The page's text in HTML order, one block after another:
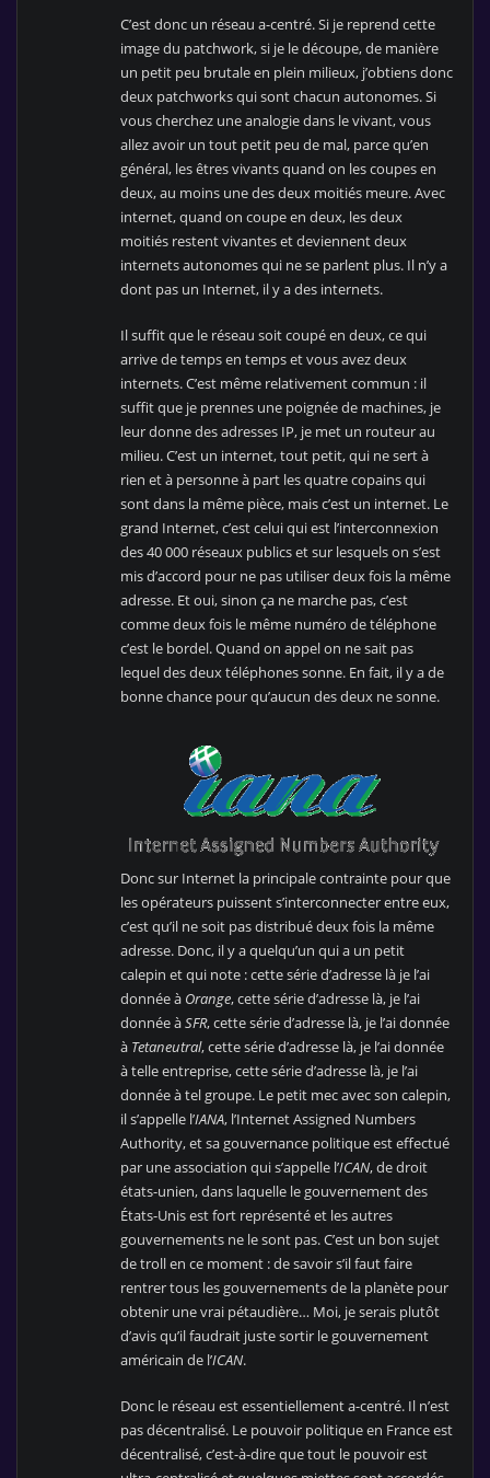
C’est donc un réseau a-centré. Si je reprend cette
image du patchwork, si je le découpe, de manière
un petit peu brutale en plein milieux, j’obtiens donc
deux patchworks qui sont chacun autonomes. Si
vous cherchez une analogie dans le vivant, vous
allez avoir un tout petit peu de mal, parce qu’en
général, les êtres vivants quand on les coupes en
deux, au moins une des deux moitiés meure. Avec
internet, quand on coupe en deux, les deux
moitiés restent vivantes et deviennent deux
internets autonomes qui ne se parlent plus. Il n’y a
dont pas un Internet, il y a des internets.
Il suffit que le réseau soit coupé en deux, ce qui
arrive de temps en temps et vous avez deux
internets. C’est même relativement commun : il
suffit que je prennes une poignée de machines, je
leur donne des adresses IP, je met un routeur au
milieu. C’est un internet, tout petit, qui ne sert à
rien et à personne à part les quatre copains qui
sont dans la même pièce, mais c’est un internet. Le
grand Internet, c’est celui qui est l’interconnexion
des 40 000 réseaux publics et sur lesquels on s’est
mis d’accord pour ne pas utiliser deux fois la même
adresse. Et oui, sinon ça ne marche pas, c’est
comme deux fois le même numéro de téléphone
c’est le bordel. Quand on appel on ne sait pas
lequel des deux téléphones sonne. En fait, il y a de
bonne chance pour qu’aucun des deux ne sonne.
Donc sur Internet la principale contrainte pour que
les opérateurs puissent s’interconnecter entre eux,
c’est qu’il ne soit pas distribué deux fois la même
adresse. Donc, il y a quelqu’un qui a un petit
calepin et qui note : cette série d’adresse là je l’ai
donnée à Orange, cette série d’adresse là, je l’ai
donnée àSFR, cette série d’adresse là, je l’ai donnée
à Tetaneutral, cette série d’adresse là, je l’ai donnée
à telle entreprise, cette série d’adresse là, je l’ai
donnée à tel groupe. Le petit mec avec son calepin,
il s’appelle l’IANA, l’Internet Assigned Numbers
Authority, et sa gouvernance politique est effectué
par une association qui s’appelle l’ICAN, de droit
états-unien, dans laquelle le gouvernement des
États-Unis est fort représenté et les autres
gouvernements ne le sont pas. C’est un bon sujet
de troll en ce moment : de savoir s’il faut faire
rentrer tous les gouvernements de la planète pour
obtenir une vrai pétaudière… Moi, je serais plutôt
d’avis qu’il faudrait juste sortir le gouvernement
américain de l’ICAN.
Donc le réseau est essentiellement a-centré. Il n’est
pas décentralisé. Le pouvoir politique en France est
décentralisé, c’est-à-dire que tout le pouvoir est